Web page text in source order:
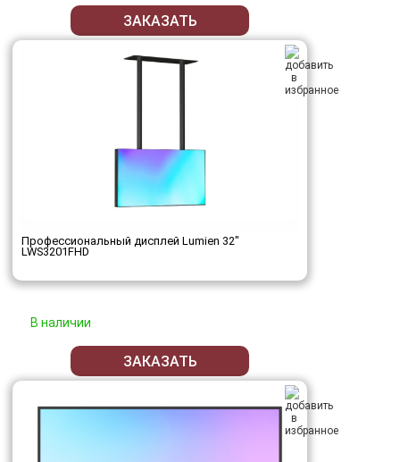
ЗАКАЗАТЬ
Профессиональный дисплей Lumien 32"
LWS3201FHD
В наличии
ЗАКАЗАТЬ